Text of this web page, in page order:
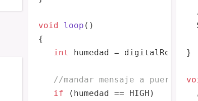
void loop ()
{
int
humedad = digitalRead
//mandar mensaje a puerto
if (humedad == HIGH)
}